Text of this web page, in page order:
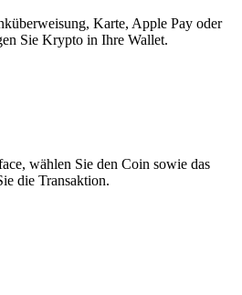
Karte, Apple Pay oder
Sie Krypto in Ihre Wallet.
wählen Sie den Coin sowie das
die Transaktion.